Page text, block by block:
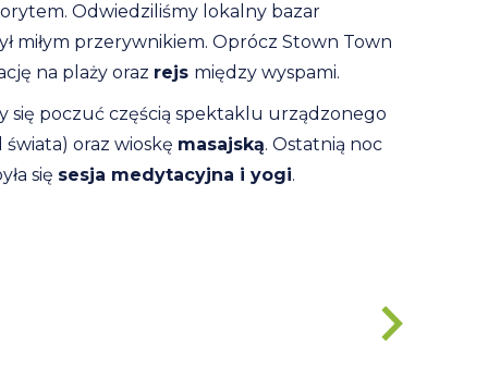
Odwiedziliśmy lokalny bazar
miłym przerywnikiem. Oprócz Stown Town
na plaży oraz rejs między wyspami.
się poczuć częścią spektaklu urządzonego
oraz wioskę masajską. Ostatnią noc
się sesja medytacyjna i yogi.